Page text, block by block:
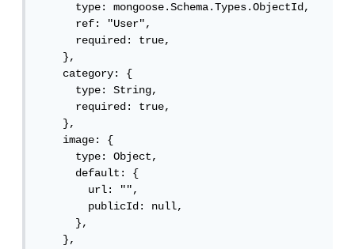
      type: mongoose.Schema.Types.ObjectId,
      ref: "User",
      required: true,
    },
    category: {
      type: String,
      required: true,
    },
    image: {
      type: Object,
      default: {
        url: "",
        publicId: null,
      },
    },